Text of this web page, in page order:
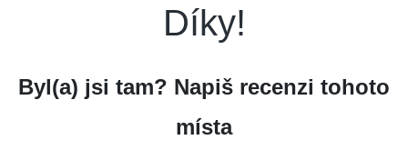
Díky!
Byl(a) jsi tam? Napiš recenzi tohoto
místa